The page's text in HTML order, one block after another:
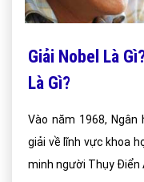
Giải Nobel Là
Là Gì?
Vào năm 1968,
giải về lĩnh vực khoa
minh người Thụy Điển